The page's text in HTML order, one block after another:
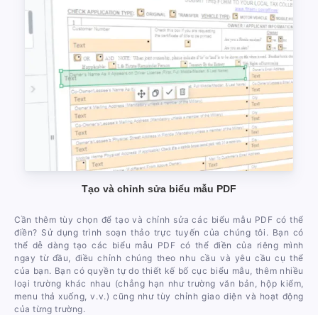
Tạo và chỉnh sửa biểu mẫu PDF
Cần thêm tùy chọn để tạo và chỉnh sửa các biểu mẫu PDF có thể
điền? Sử dụng trình soạn thảo trực tuyến của chúng tôi. Bạn có
thể dễ dàng tạo các biểu mẫu PDF có thể điền của riêng mình
ngay từ đầu, điều chỉnh chúng theo nhu cầu và yêu cầu cụ thể
của bạn. Bạn có quyền tự do thiết kế bố cục biểu mẫu, thêm nhiều
loại trường khác nhau (chẳng hạn như trường văn bản, hộp kiểm,
menu thả xuống, v.v.) cũng như tùy chỉnh giao diện và hoạt động
của từng trường.